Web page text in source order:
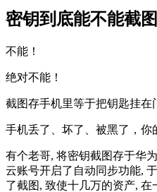
密钥到底能不能截
不能！
绝对不能！
截图存手机里等于把钥匙挂在
手机丢了、坏了、被黑了，你
有个老哥, 将密钥截图存于华
云账号开启了自动同步功能,
了截图, 致使十几万的资产, 在